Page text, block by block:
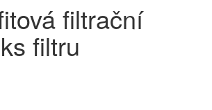
filtrační
filtru